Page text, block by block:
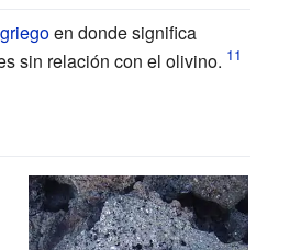
griegoen donde significa
sin relación con el olivino.